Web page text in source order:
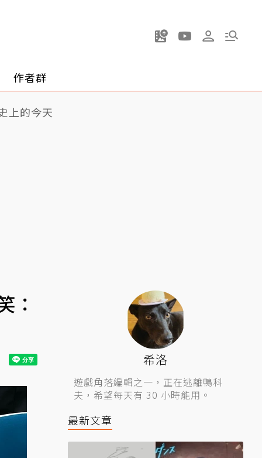
作者群
上的今天
：
希洛
遊戲角落編輯之一，正在逃離鴨科
夫，希望每天有 30 小時能用。
最新文章